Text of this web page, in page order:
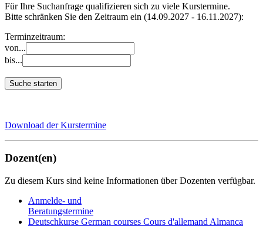
Für Ihre Suchanfrage qualifizieren sich zu viele Kurstermine.
Bitte schränken Sie den Zeitraum ein (14.09.2027 - 16.11.2027):
Terminzeitraum:
von...
bis...
Suche starten
Download der Kurstermine
Dozent(en)
Zu diesem Kurs sind keine Informationen über Dozenten verfügbar.
Anmelde- und
Beratungstermine
Deutschkurse German courses Cours d'allemand Almanca